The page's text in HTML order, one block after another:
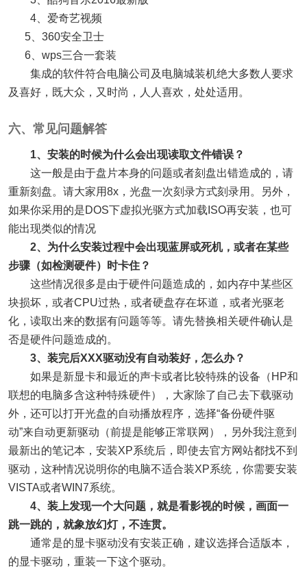
4、爱奇艺视频
5、360安全卫士
6、wps三合一套装
集成的软件符合电脑公司及电脑城装机绝大多数人要求
及喜好，既大众，又时尚，人人喜欢，处处适用。
六、常见问题解答
1、安装的时候为什么会出现读取文件错误？
这一般是由于盘片本身的问题或者刻盘出错造成的，请
重新刻盘。请大家用8x，光盘一次刻录方式刻录用。另外，
如果你采用的是DOS下虚拟光驱方式加载ISO再安装，也可
能出现类似的情况
2、为什么安装过程中会出现蓝屏或死机，或者在某些
步骤（如检测硬件）时卡住？
这些情况很多是由于硬件问题造成的，如内存中某些区
块损坏，或者CPU过热，或者硬盘存在坏道，或者光驱老
化，读取出来的数据有问题等等。请先替换相关硬件确认是
否是硬件问题造成的。
3、装完后XXX驱动没有自动装好，怎么办？
如果是新显卡和最近的声卡或者比较特殊的设备（HP和
联想的电脑多含这种特殊硬件），大家除了自己去下载驱动
外，还可以打开光盘的自动播放程序，选择“备份硬件驱
动”来自动更新驱动（前提是能够正常联网），另外我注意到
最新出的笔记本，安装XP系统后，即使去官方网站都找不到
驱动，这种情况说明你的电脑不适合装XP系统，你需要安装
VISTA或者WIN7系统。
4、装上发现一个大问题，就是看影视的时候，画面一
跳一跳的，就象放幻灯，不连贯。
通常是的显卡驱动没有安装正确，建议选择合适版本，
的显卡驱动，重装一下这个驱动。